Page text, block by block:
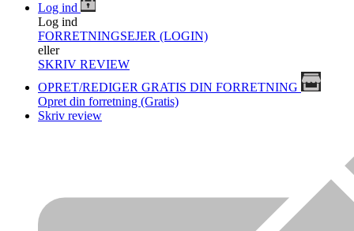
Log ind
Log ind
FORRETNINGSEJER (LOGIN)
eller
SKRIV REVIEW
OPRET/REDIGER GRATIS DIN FORRETNING
Opret din forretning (Gratis)
Skriv review